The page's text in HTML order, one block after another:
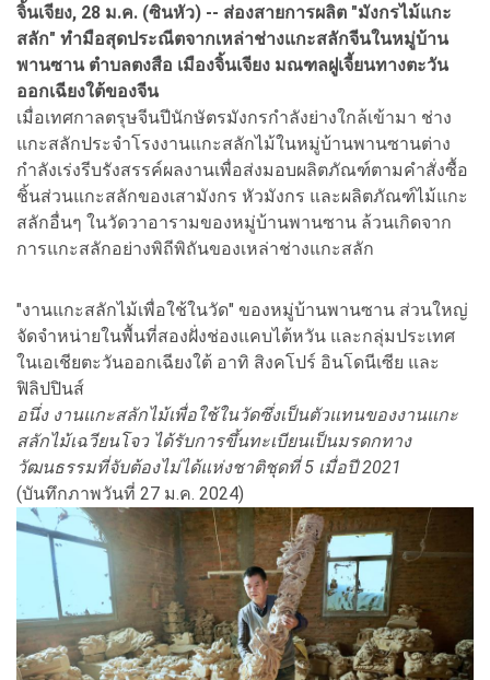
จิ้นเจียง, 28 ม.ค. (ซินหัว) -- ส่องสายการผลิต "มังกรไม้แกะ
สลัก" ทำมือสุดประณีตจากเหล่าช่างแกะสลักจีนในหมู่บ้าน
พานซาน ตำบลตงสือ เมืองจิ้นเจียง มณฑลฝูเจี้ยนทางตะวัน
ออกเฉียงใต้ของจีน
เมื่อเทศกาลตรุษจีนปีนักษัตรมังกรกำลังย่างใกล้เข้ามา ช่าง
แกะสลักประจำโรงงานแกะสลักไม้ในหมู่บ้านพานซานต่าง
กำลังเร่งรีบรังสรรค์ผลงานเพื่อส่งมอบผลิตภัณฑ์ตามคำสั่งซื้อ
ชิ้นส่วนแกะสลักของเสามังกร หัวมังกร และผลิตภัณฑ์ไม้แกะ
สลักอื่นๆ ในวัดวาอารามของหมู่บ้านพานซาน ล้วนเกิดจาก
การแกะสลักอย่างพิถีพิถันของเหล่าช่างแกะสลัก
"งานแกะสลักไม้เพื่อใช้ในวัด" ของหมู่บ้านพานซาน ส่วนใหญ่
จัดจำหน่ายในพื้นที่สองฝั่งช่องแคบไต้หวัน และกลุ่มประเทศ
ในเอเชียตะวันออกเฉียงใต้ อาทิ สิงคโปร์ อินโดนีเซีย และ
ฟิลิปปินส์
อนึ่ง งานแกะสลักไม้เพื่อใช้ในวัดซึ่งเป็นตัวแทนของงานแกะ
สลักไม้เฉวียนโจว ได้รับการขึ้นทะเบียนเป็นมรดกทาง
วัฒนธรรมที่จับต้องไม่ได้แห่งชาติชุดที่ 5 เมื่อปี 2021
(บันทึกภาพวันที่ 27 ม.ค. 2024)